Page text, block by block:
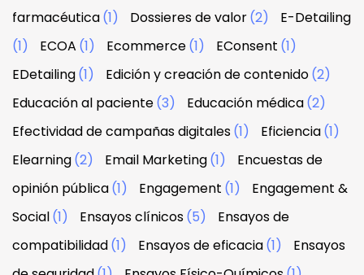
farmacéutica(1) Dossieres de valor(2)
E-Detailing
(1)
ECOA (1) Ecommerce(1) EConsent (1)
EDetailing(1) Edición y creación de contenido(2)
Educación al paciente(3) Educación médica(2)
Efectividad de campañas digitales(1) Eficiencia(1)
Elearning(2) Email Marketing(1)
Encuestas de
opinión pública(1) Engagement (1)
Engagement &
Social(1) Ensayos clínicos(5)
Ensayos de
compatibilidad(1) Ensayos de eficacia(1)
Ensayos